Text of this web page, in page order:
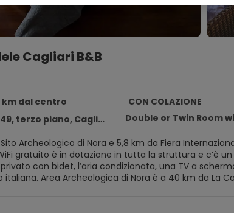
Cagliari B&B
km dal centro
CON COLAZIONE
piano, Cagliari 09122
Archeologico di Nora e 5,8 km da Fiera
gratuito è in dotazione in tutta la struttura e c’è un
bidet, l’aria condizionata, una TV a schermo piatto e un microonde.
mentre Monte Claro Park si trova a